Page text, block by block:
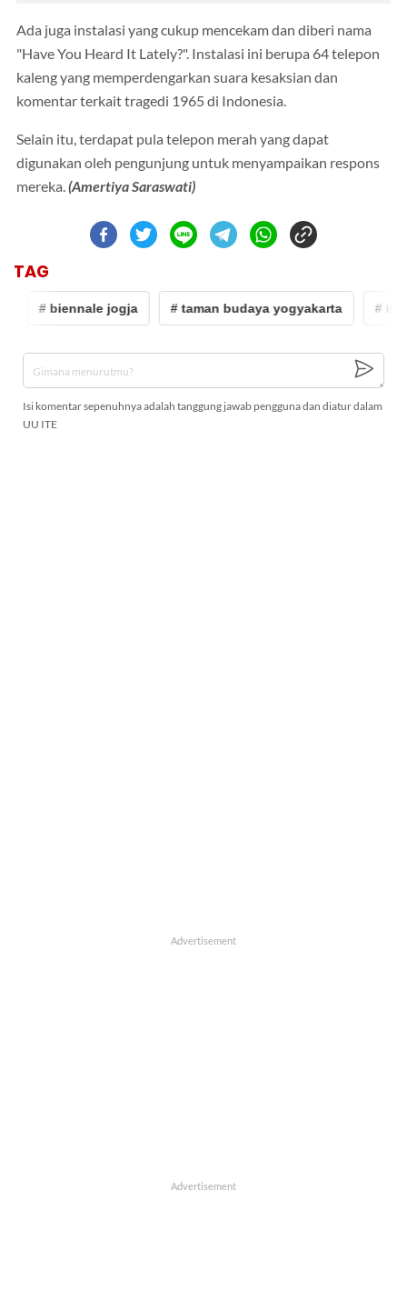
Ada juga instalasi yang cukup mencekam dan diberi nama
"Have You Heard It Lately?". Instalasi ini berupa 64 telepon
kaleng yang memperdengarkan suara kesaksian dan
komentar terkait tragedi 1965 di Indonesia.
Selain itu, terdapat pula telepon merah yang dapat
digunakan oleh pengunjung untuk menyampaikan respons
mereka.(Amertiya Saraswati)
TAG
# biennale jogja # taman budaya yogyakarta #
Isi komentar sepenuhnya adalah tanggung jawab pengguna dan diatur dalam
UU ITE